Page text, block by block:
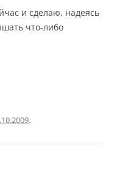
и сделаю, надеясь
что-либо
.